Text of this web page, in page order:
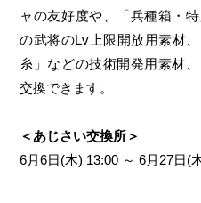
ャの友好度や、「兵種箱・
の武将のLv上限開放用素材
糸」などの技術開発用素材
交換できます。
＜あじさい交換所＞
6月6日(木) 13:00 ～ 6月27日(